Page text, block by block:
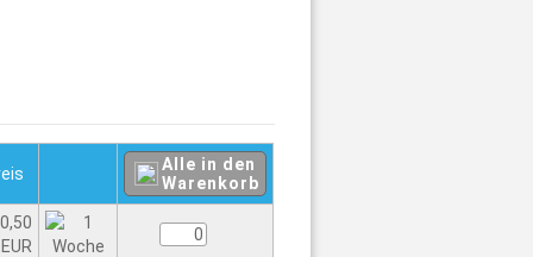
Alle in den
Warenkorb
EUR